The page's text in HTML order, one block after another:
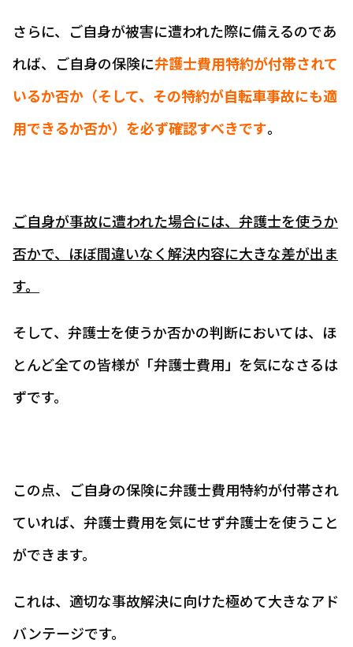
さらに、ご自身が被害に遭われた際に備えるのであ
れば、ご自身の保険に弁護士費用特約が付帯されて
いるか否か（そして、その特約が自転車事故にも適
用できるか否か）を必ず確認すべきです。
ご自身が事故に遭われた場合には、弁護士を使うか
否かで、ほぼ間違いなく解決内容に大きな差が出ま
す。
そして、弁護士を使うか否かの判断においては、ほ
とんど全ての皆様が「弁護士費用」を気になさるは
ずです。
この点、ご自身の保険に弁護士費用特約が付帯され
ていれば、弁護士費用を気にせず弁護士を使うこと
ができます。
これは、適切な事故解決に向けた極めて大きなアド
バンテージです。